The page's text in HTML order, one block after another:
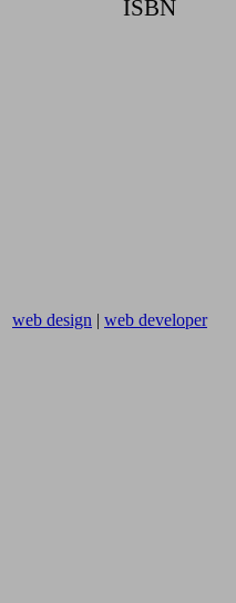
ISBN
web design | web developer